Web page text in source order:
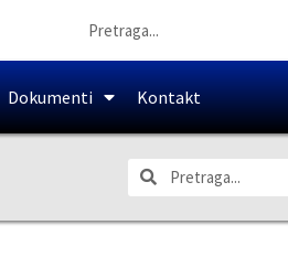
Dokumenti Kontakt